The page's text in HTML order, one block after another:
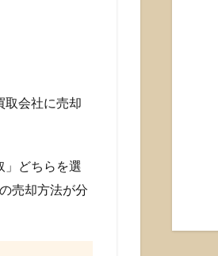
取会社に売却
」どちらを選
売却方法が分